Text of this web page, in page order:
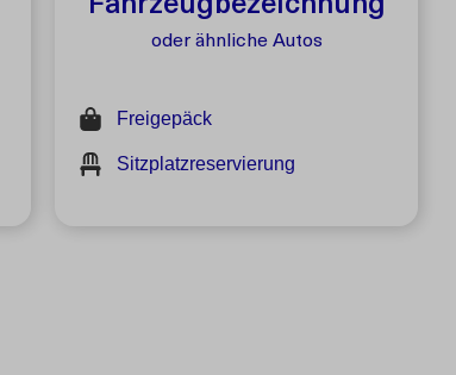
Fahrzeugbezeichnung
oder ähnliche Autos
Freigepäck
Sitzplatzreservierung